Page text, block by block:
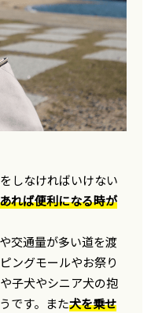
しなければいけない
れば便利になる時が
交通量が多い道を渡
ングモールやお祭り
子犬やシニア犬の抱
です。また犬を乗せ